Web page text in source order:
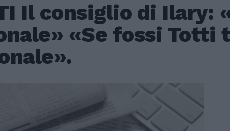
Il consiglio di Ilary:
«Se fossi Totti